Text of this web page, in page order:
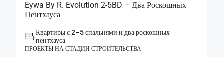
Eywa By R. Evolution 2-5BD – Два Роскошных
Пентхауса
Квартиры с 2–5 спальнями и два роскошных
пентхауса
ПРОЕКТЫ НА СТАДИИ СТРОИТЕЛЬСТВА